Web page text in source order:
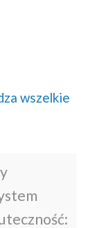
wszelkie